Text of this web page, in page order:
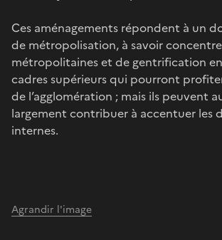
Ces aménagements répondent à un
de métropolisation, à savoir
métropolitaines et de gentrification
cadres supérieurs qui pourront
de l’agglomération ; mais ils peuvent
largement contribuer à accentuer les
internes.
Agrandir l'image